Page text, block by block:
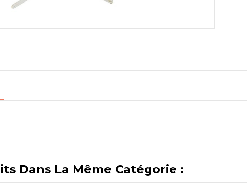
Dans La Même Catégorie :